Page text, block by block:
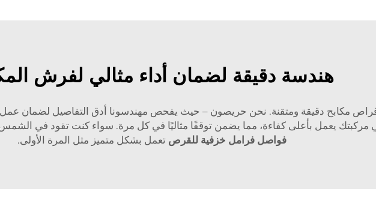
هندسة دقيقة لضمان أداء مثالي لفرش
مكابح دقيقة ومتقنة. نحن حريصون – حيث يفحص مهندسونا أدق التفاصيل لضمان عمل
مركبتك يعمل بأعلى كفاءة، مما يضمن توقفًا مثاليًا في كل مرة. سواء كنت تقود في
فواصل فرامل خزفية للقرص تعمل بشكل متميز مثل المرة الأولى.